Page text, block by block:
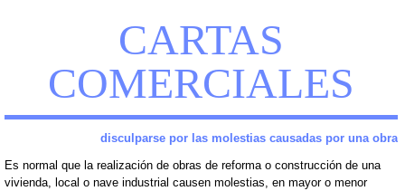
CARTAS
COMERCIALES
disculparse por las molestias causadas por una obra
Es normal que la realización de obras de reforma o construcción de una
vivienda, local o nave industrial causen molestias, en mayor o menor